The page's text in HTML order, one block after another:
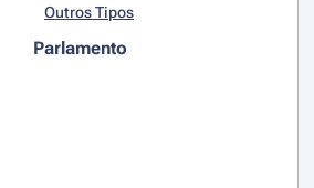
Outros Tipos
Parlamento